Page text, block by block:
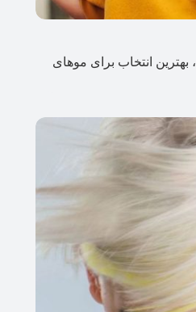
بهترین پودر دکلره برای پایه ۱۰، بهترین انتخاب برای موهای